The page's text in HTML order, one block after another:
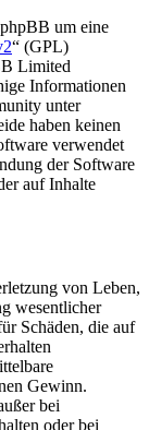
um eine
“ (GPL)
Limited
Informationen
unter
haben keinen
verwendet
der Software
auf Inhalte
von Leben,
wesentlicher
Schäden, die auf
Gewinn.
bei
oder bei